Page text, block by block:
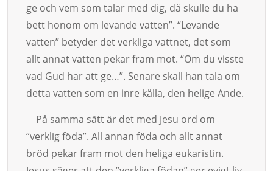
ge och vem som talar med dig, då skulle du ha
bett honom om levande vatten”. “Levan­de
vatten” betyder det verkliga vattnet, det som
allt annat vatten pekar fram mot. “Om du visste
vad Gud har att ge…”. Senare skall han tala om
detta vatten som en inre källa, den he­­lige Ande.
På samma sätt är det med Jesu ord om
“verklig föda”. All annan föda och allt annat
bröd pekar fram mot den heliga eukaristin.